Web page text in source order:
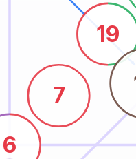
6
7
19